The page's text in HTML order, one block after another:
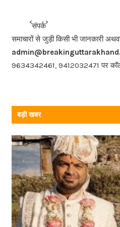
b
o
o
k
संपर्क
समाचारों से जुड़ी किसी भी जानकारी
9634342461, 9412032471 पर
बड़ी खबर